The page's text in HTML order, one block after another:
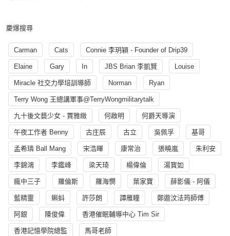
慶爆搜尋
Carman Cats Connie 李玥穎 - Founder of Drip39
Elaine Gary In JBS Brian 李凱賢 Louise
Miracle 社交力學培訓導師 Norman Ryan
Terry Wong 王總講軍事@TerryWongmilitarytalk
九十後文藝少女 - 賈雅緻 何啟明 何爵天導演
午夜工作者 Benny 古庄辰 古立 吳佩孚 基哥
孟希璘 Ball Mang 宋浩暉 康常治 張曉嵐 朱利安
李錦鴻 李鑑峰 梁天琦 楊偉倫 湯寳如
瘋中三子 羅倫斯 羅海憫 葉家寶 薛影儀 - 阿儀
藍精靈 蝌蚪 許莎朗 譚雁瞳 鄭遨汶法筠師傅
阿銀 陳俊偉 香港催眠輔導中心 Tim Sir
香港記憶學院總監 馬哥老師